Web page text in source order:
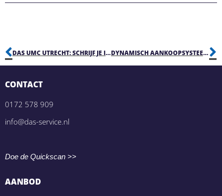
DAS UMC UTRECHT: SCHRIJF JE IN OP HET DYNAMISCH AANKOOPSYSTEEM DYNAMISCH AANKOOPSYSTEEM VEILIGHEIDSREGIO KENNEMERLAND
CONTACT
0172 578 909
info@das-service.nl
Doe de Quickscan >>
AANBOD